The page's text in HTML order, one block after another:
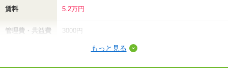
賃料 5.2万円
管理費・共益費 3000円
もっと見る